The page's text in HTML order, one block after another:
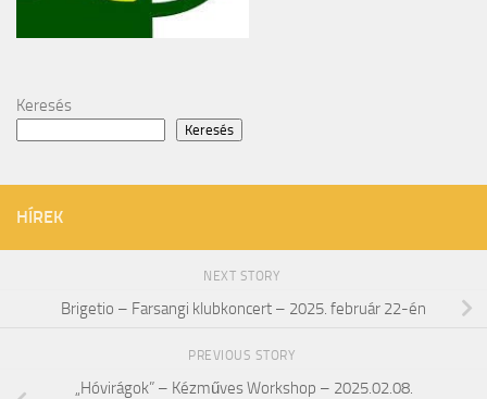
Keresés
Keresés
HÍREK
NEXT STORY
Brigetio – Farsangi klubkoncert – 2025. február 22-én
PREVIOUS STORY
„Hóvirágok” – Kézműves Workshop – 2025.02.08.